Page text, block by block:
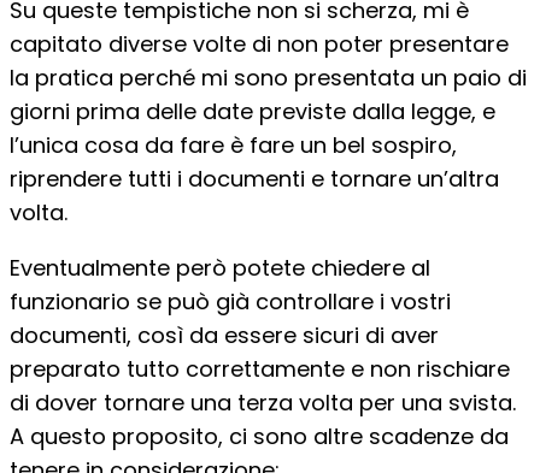
Su queste tempistiche non si scherza, mi è
capitato diverse volte di non poter presentare
la pratica perché mi sono presentata un paio di
giorni prima delle date previste dalla legge, e
l’unica cosa da fare è fare un bel sospiro,
riprendere tutti i documenti e tornare un’altra
volta.
Eventualmente però potete chiedere al
funzionario se può già controllare i vostri
documenti, così da essere sicuri di aver
preparato tutto correttamente e non rischiare
di dover tornare una terza volta per una svista.
A questo proposito, ci sono altre scadenze da